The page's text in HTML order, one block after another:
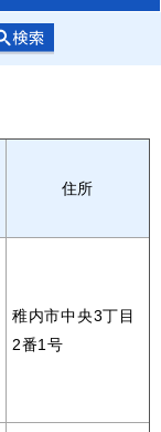
住所
稚内市中央3丁目
2番1号